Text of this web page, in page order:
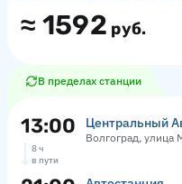
≈ 1592 руб.
В пределах станции
13:00 Центральный
Волгоград, улица
8 ч
в пути